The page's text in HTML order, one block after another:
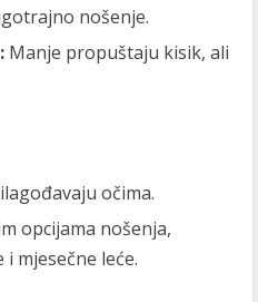
nošenje.
Manje propuštaju kisik, ali
očima.
opcijama nošenja,
mjesečne leće.